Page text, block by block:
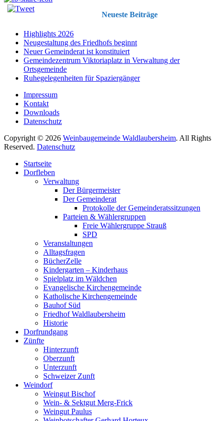
Neueste Beiträge
Highlights 2026
Neugestaltung des Friedhofs beginnt
Neuer Gemeinderat ist konstituiert
Gemeindezentrum Viktoriaplatz in Verwaltung der
Ortsgemeinde
Ruhegelegenheiten für Spaziergänger
Impressum
Kontakt
Downloads
Datenschutz
Copyright © 2026 Weinbaugemeinde Waldlaubersheim. All Rights
Reserved. Datenschutz
oben
scrollen
Startseite
Dorfleben
Verwaltung
Der Bürgermeister
Der Gemeinderat
Protokolle der Gemeinderatssitzungen
Parteien & Wählergruppen
Freie Wählergruppe Strauß
SPD
Veranstaltungen
Alltagsfragen
BücherZelle
Kindergarten – Kinderhaus
Spielplatz im Wäldchen
Evangelische Kirchengemeinde
Katholische Kirchengemeinde
Bauhof Süd
Friedhof Waldlaubersheim
Historie
Dorfrundgang
Zünfte
Hinterzunft
Oberzunft
Unterzunft
Schweizer Zunft
Weindorf
Weingut Bischof
Wein- & Sektgut Merg-Frick
Weingut Paulus